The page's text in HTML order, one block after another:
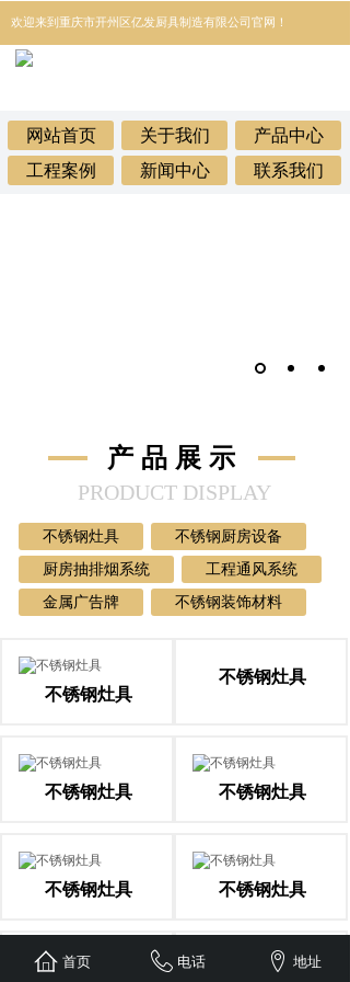
网站首页 关于我们
产品中心
工程案例
新闻中心 联系我们
欢迎来到 重庆市开州区亿发厨具制造有限公司官网！
产品 展示
PRODUCT DISPLAY
不锈钢灶具
不锈钢厨房设备
厨房抽排烟系统
工程通风系统
金属广告牌
不锈钢装饰材料
不锈钢灶具
不锈钢灶具
不锈钢灶具 不锈钢灶具
不锈钢灶具 不锈钢灶具
首页 电话 地址